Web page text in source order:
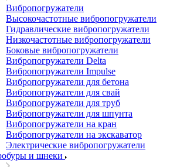
Вибропогружатели
Высокочастотные вибропогружатели
Гидравлические вибропогружатели
Низкочастотные вибропогружатели
Боковые вибропогружатели
Вибропогружатели Delta
Вибропогружатели Impulse
Вибропогружатели для бетона
Вибропогружатели для свай
Вибропогружатели для труб
Вибропогружатели для шпунта
Вибропогружатели на кран
Вибропогружатели на экскаватор
Электрические вибропогружатели
и шнеки